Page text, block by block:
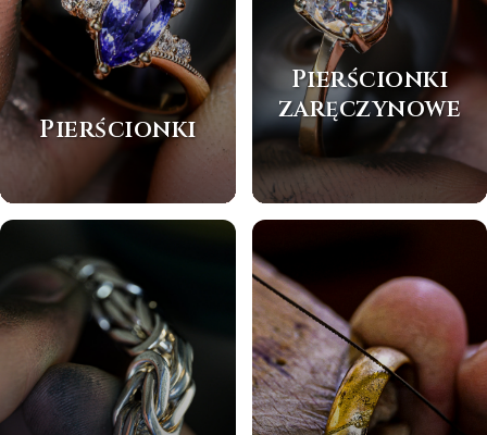
Pierścionki
Pierścionki
zaręczynowe